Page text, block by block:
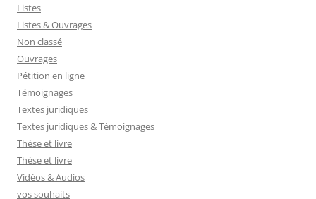
Listes
Listes & Ouvrages
Non classé
Ouvrages
Pétition en ligne
Témoignages
Textes juridiques
Textes juridiques & Témoignages
Thèse et livre
Thèse et livre
Vidéos & Audios
vos souhaits